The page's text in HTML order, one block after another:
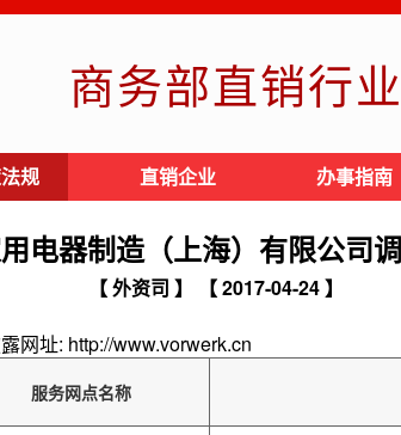
商务部直销行
规 直销企业 办事指南
电器制造（上海）有限公司
【 外资司 】 【 2017-04-24 】
网址: http://www.vorwerk.cn
服务网点名称